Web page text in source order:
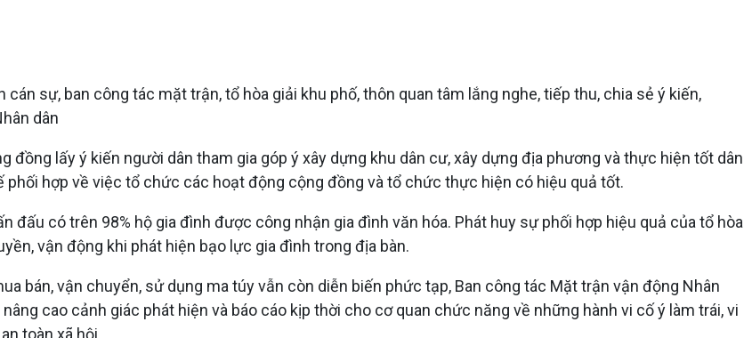
sự, ban công tác mặt trận, tổ hòa giải khu phố, thôn quan tâm lắng nghe, tiếp thu, chia sẻ ý kiến,
dân
lấy ý kiến người dân tham gia góp ý xây dựng khu dân cư, xây dựng địa phương và thực hiện tốt dân
hợp về việc tổ chức các hoạt động cộng đồng và tổ chức thực hiện có hiệu quả tốt.
đấu có trên 98% hộ gia đình được công nhận gia đình văn hóa. Phát huy sự phối hợp hiệu quả của tổ hòa
vận động khi phát hiện bạo lực gia đình trong địa bàn.
bán, vận chuyển, sử dụng ma túy vẫn còn diễn biến phức tạp, Ban công tác Mặt trận vận động Nhân
cao cảnh giác phát hiện và báo cáo kịp thời cho cơ quan chức năng về những hành vi cố ý làm trái, vi
toàn xã hội.